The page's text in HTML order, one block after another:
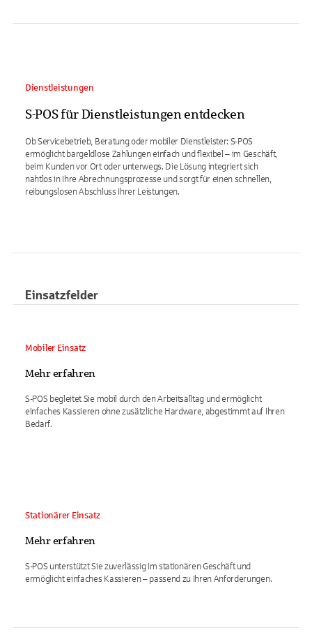
Dienstleistungen
S-POS für Dienstleistungen entdecken
Ob Servicebetrieb, Beratung oder mobiler Dienstleister: S-POS
ermöglicht bargeldlose Zahlungen einfach und flexibel – im Geschäft,
beim Kunden vor Ort oder unterwegs. Die Lösung integriert sich
nahtlos in Ihre Abrechnungsprozesse und sorgt für einen schnellen,
reibungslosen Abschluss Ihrer Leistungen.
Einsatzfelder
Mobiler Einsatz
Mehr erfahren
S-POS begleitet Sie mobil durch den Arbeitsalltag und ermöglicht
einfaches Kassieren ohne zusätzliche Hardware, abgestimmt auf Ihren
Bedarf.
Stationärer Einsatz
Mehr erfahren
S-POS unterstützt Sie zuverlässig im stationären Geschäft und
ermöglicht einfaches Kassieren – passend zu Ihren Anforderungen.